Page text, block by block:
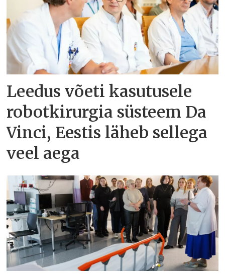
Leedus võeti kasutusele
robotkirurgia süsteem Da
Vinci, Eestis läheb sellega
veel aega